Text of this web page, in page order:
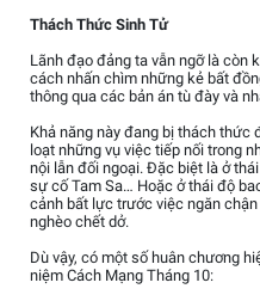
Thách Thức Sinh Tử
Lãnh đạo đảng ta vẫn ngỡ là còn
cách nhấn chìm những kẻ bất
thông qua các bản án tù đày và
Khả năng này đang bị thách
loạt những vụ việc tiếp nối trong
nội lẫn đối ngoại. Đặc biệt là ở
sự cố Tam Sa… Hoặc ở thái độ
cảnh bất lực trước việc ngăn
nghèo chết dở.
Dù vậy, có một số huân chương
niệm Cách Mạng Tháng 10: